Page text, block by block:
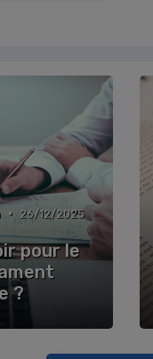
• 26/12/2025
pour le
?